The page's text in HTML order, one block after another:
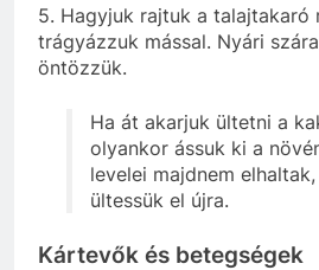
5. Hagyjuk rajtuk a talajtakaró
trágyázzuk mással. Nyári
öntözzük.
Ha át akarjuk ültetni a
olyankor ássuk ki a
levelei majdnem
ültessük el újra.
Kártevők és betegségek